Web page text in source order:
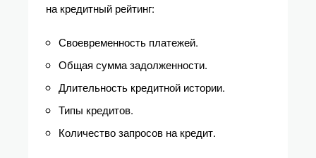
на кредитный рейтинг:
Своевременность платежей.
Общая сумма задолженности.
Длительность кредитной истории.
Типы кредитов.
Количество запросов на кредит.